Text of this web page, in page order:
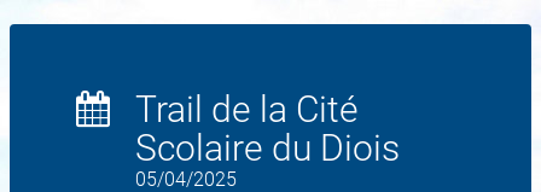
Trail de la Cité
Scolaire du Diois
05/04/2025